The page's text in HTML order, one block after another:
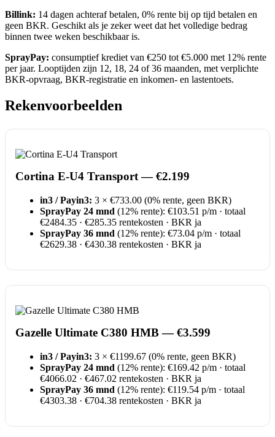
Billink: 14 dagen achteraf betalen, 0% rente bij op tijd betalen en
geen BKR. Geschikt als je zeker weet dat het volledige bedrag
binnen twee weken beschikbaar is.
SprayPay: consumptief krediet van €250 tot €5.000 met 12% rente
per jaar. Looptijden zijn 12, 18, 24 of 36 maanden, met verplichte
BKR-opvraag, BKR-registratie en inkomen- en lastentoets.
Rekenvoorbeelden
Cortina E-U4 Transport — €2.199
in3 / Payin3: 3 × €733.00 (0% rente, geen BKR)
SprayPay 24 mnd (12% rente): €103.51 p/m · totaal
€2484.35 · €285.35 rentekosten · BKR ja
SprayPay 36 mnd (12% rente): €73.04 p/m · totaal
€2629.38 · €430.38 rentekosten · BKR ja
Gazelle Ultimate C380 HMB — €3.599
in3 / Payin3: 3 × €1199.67 (0% rente, geen BKR)
SprayPay 24 mnd (12% rente): €169.42 p/m · totaal
€4066.02 · €467.02 rentekosten · BKR ja
SprayPay 36 mnd (12% rente): €119.54 p/m · totaal
€4303.38 · €704.38 rentekosten · BKR ja